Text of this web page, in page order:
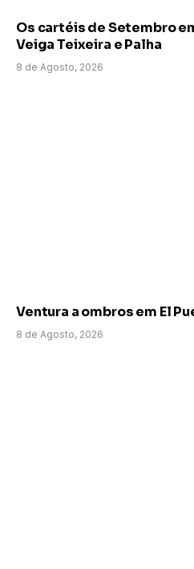
Os cartéis de Setembro
Veiga Teixeira e Palha
8 de Agosto, 2026
Ventura a ombros em El
8 de Agosto, 2026